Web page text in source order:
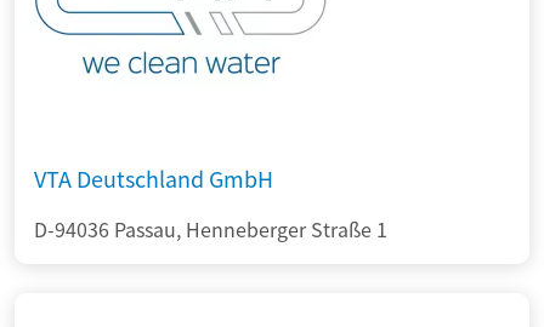
VTA Deutschland GmbH
D-94036 Passau, Henneberger Straße 1